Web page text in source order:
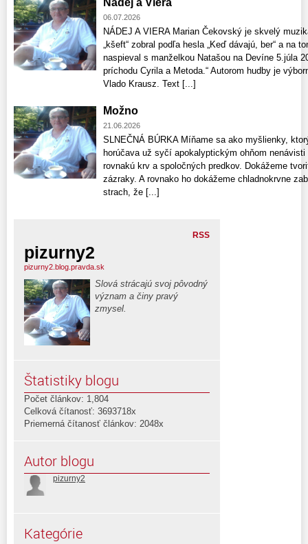
06.07.2026
NÁDEJ A VIERA Marian Čekovský je skvelý
„kšeft“ zobral podľa hesla „Keď dávajú, ber“ a na
naspieval s manželkou Natašou na Devíne 5.júla
príchodu Cyrila a Metoda.“ Autorom hudby je
Vlado Krausz. Text [...]
Možno
21.06.2026
SLNEČNÁ BÚRKA Míňame sa ako myšlienky,
horúčava už syčí apokalyptickým ohňom
rovnakú krv a spoločných predkov. Dokážeme
zázraky. A rovnako ho dokážeme chladnokrvne
strach, že [...]
RSS
pizurny2
pizurny2.blog.pravda.sk
Slová strácajú svoj pôvodný
význam a činy pravý
zmysel.
Štatistiky blogu
Počet článkov: 1,804
Celková čítanosť: 3693718x
Priemerná čítanosť článkov: 2048x
Autor blogu
pizurny2
Kategórie